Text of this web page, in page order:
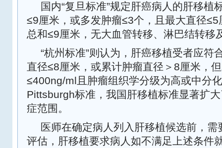
国内“复旦标准”规定肝癌病人的肝移植
≤9厘米，或多发肿瘤≤3个，且最大直径≤5
总和≤9厘米，无大血管转移、淋巴结转移
“杭州标准”则认为，肝癌移植受者应符
直径≤8厘米，或累计肿瘤直径＞ 8厘米，
≤400ng/ml 且肿瘤组织学分级为高或中分
Pittsburgh标准，我国肝移植标准显著扩
症范围。
医师在确定病人列入肝移植候选前，
评估，肝移植要求病人如不满足上述条件